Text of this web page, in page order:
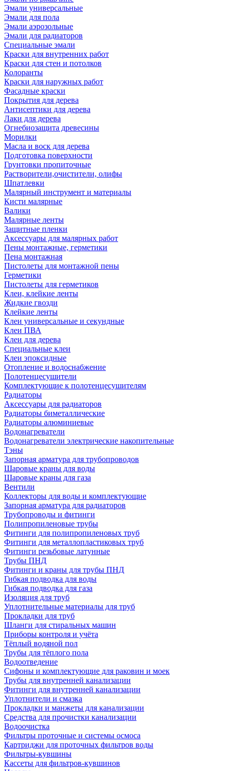
Эмали универсальные
Эмали для пола
Эмали аэрозольные
Эмали для радиаторов
Специальные эмали
Краски для внутренних работ
Краски для стен и потолков
Колоранты
Краски для наружных работ
Фасадные краски
Покрытия для дерева
Антисептики для дерева
Лаки для дерева
Огнебиозащита древесины
Морилки
Масла и воск для дерева
Подготовка поверхности
Грунтовки пропиточные
Растворители,очистители, олифы
Шпатлевки
Малярный инструмент и материалы
Кисти малярные
Валики
Малярные ленты
Защитные пленки
Аксессуары для малярных работ
Пены монтажные, герметики
Пена монтажная
Пистолеты для монтажной пены
Герметики
Пистолеты для герметиков
Клеи, клейкие ленты
Жидкие гвозди
Клейкие ленты
Клеи универсальные и секундные
Клеи ПВА
Клеи для дерева
Специальные клеи
Клеи эпоксидные
Отопление и водоснабжение
Полотенцесушители
Комплектующие к полотенцесушителям
Радиаторы
Аксессуары для радиаторов
Радиаторы биметаллические
Радиаторы алюминиевые
Водонагреватели
Водонагреватели электрические накопительные
Тэны
Запорная арматура для трубопроводов
Шаровые краны для воды
Шаровые краны для газа
Вентили
Коллекторы для воды и комплектующие
Запорная арматура для радиаторов
Трубопроводы и фитинги
Полипропиленовые трубы
Фитинги для полипропиленовых труб
Фитинги для металлопластиковых труб
Фитинги резьбовые латунные
Трубы ПНД
Фитинги и краны для трубы ПНД
Гибкая подводка для воды
Гибкая подводка для газа
Изоляция для труб
Уплотнительные материалы для труб
Прокладки для труб
Шланги для стиральных машин
Приборы контроля и учёта
Тёплый водяной пол
Трубы для тёплого пола
Водоотведение
Сифоны и комплектующие для раковин и моек
Трубы для внутренней канализации
Фитинги для внутренней канализации
Уплотнители и смазка
Прокладки и манжеты для канализации
Средства для прочистки канализации
Водоочистка
Фильтры проточные и системы осмоса
Картриджи для проточных фильтров воды
Фильтры-кувшины
Кассеты для фильтров-кувшинов